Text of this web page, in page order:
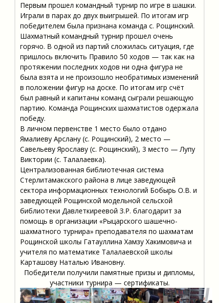
Первым прошел командный турнир по игре в шашки.
Играли в парах до двух выигрышей. По итогам игр
победителем была признана команда с. Рощинский.
Шахматный командный турнир прошел очень
горячо. В одной из партий сложилась ситуация, где
пришлось включить Правило 50 ходов — так как на
протяжении последних ходов ни одна фигура не
была взята и не произошло необратимых изменений
в положении фигур на доске. По итогам игр счёт
был равный и капитаны команд сыграли решающую
партию. Команда Рощинских шахматистов одержала
победу.
В личном первенстве 1 место было отдано
Ямалиеву Арслану (с. Рощинский), 2 место —
Савельеву Ярославу (с. Рощинский), 3 место — Лупу
Виктории (с. Талалаевка).
Централизованная библиотечная система
Стерлитамакского района в лице заведующей
сектора информационных технологий Бобырь О.В. и
заведующей Рощинской модельной сельской
библиотеки Давлеткиреевой З.Р. благодарит за
помощь в организации «Рыцарского шашечно-
шахматного турнира» преподавателя по шахматам
Рощинской школы Гатауллина Хамзу Хакимовича и
учителя по математике Талалаевской школы
Карташову Наталью Ивановну.
Победители получили памятные призы и дипломы,
участники турнира — сертификаты.